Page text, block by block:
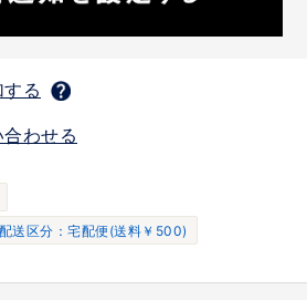
る
わせる
配送区分：宅配便(送料￥500)